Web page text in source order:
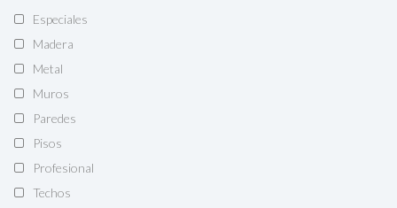
Especiales
Madera
Metal
Muros
Paredes
Pisos
Profesional
Techos